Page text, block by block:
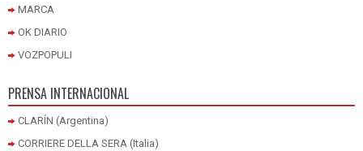
MARCA
OK DIARIO
VOZPOPULI
PRENSA INTERNACIONAL
CLARÍN (Argentina)
CORRIERE DELLA SERA (Italia)